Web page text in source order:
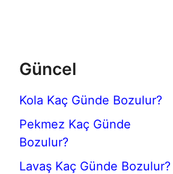
Güncel
Kola Kaç Günde Bozulur?
Pekmez Kaç Günde
Bozulur?
Lavaş Kaç Günde Bozulur?